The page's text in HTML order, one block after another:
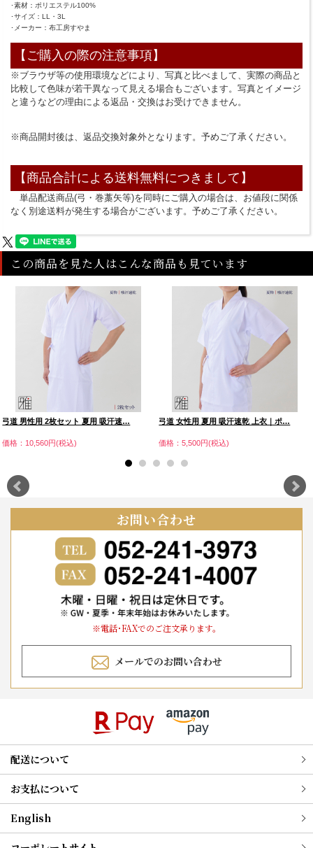
･素材：ポリエステル100%
･サイズ：LL・3L
･メーカー：布工房すやま
【ご購入の際の注意事項】
※ブラウザ等の使用環境などにより、写真と比べまして、実際の商品と
比較して色味が若干異なって見える場合もございます。写真とイメージ
と違うなどの理由による返品・交換はお受けできません。
※商品開封後は、返品交換対象外となります。予めご了承ください。
【商品合計による送料無料につきまして】
単品配送商品(弓・巻藁矢等)を同時にご購入の場合は、お値段に関係
なく別途送料が発生する場合がございます。予めご了承ください。
この商品を見た人はこんな商品も見ています
弓道 男性用 2枚セット 夏用 吸汗速…
価格：10,560円(税込)
弓道 女性用 夏用 吸汗速乾 上衣｜ポ…
価格：5,500円(税込)
お問い合わせ
※電話･FAXでのご注文承ります。
メールでのお問い合わせ
配送について
お支払について
English